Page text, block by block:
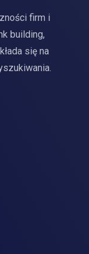
firm i
building,
się na